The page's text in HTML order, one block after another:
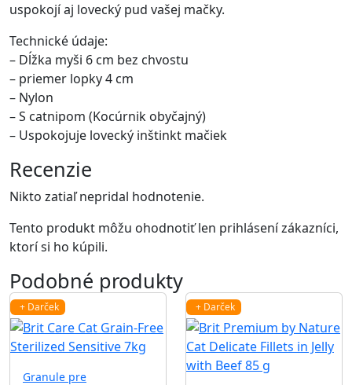
uspokojí aj lovecký pud vašej mačky.
Technické údaje:
– Dĺžka myši 6 cm bez chvostu
– priemer lopky 4 cm
– Nylon
– S catnipom (Kocúrnik obyčajný)
– Uspokojuje lovecký inštinkt mačiek
Recenzie
Nikto zatiaľ nepridal hodnotenie.
Tento produkt môžu ohodnotiť len prihlásení zákazníci,
ktorí si ho kúpili.
Podobné produkty
+ Darček
Granule pre
+ Darček